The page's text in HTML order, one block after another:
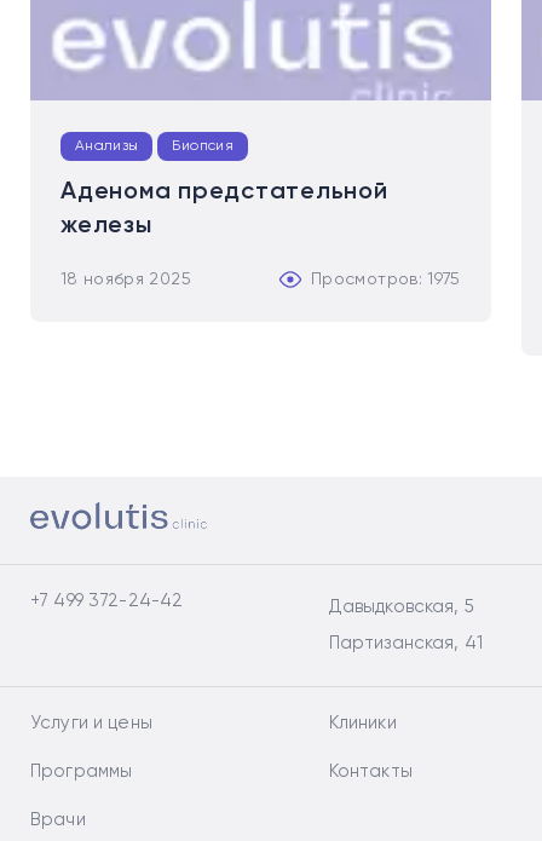
Анализы Биопсия
Аденома предстательной
железы
18 ноября 2025 Просмотров: 1975
+7 499 372-24-42
Давыдковская, 5
Партизанская, 41
Услуги и цены
Программы
Врачи
Клиники
Контакты